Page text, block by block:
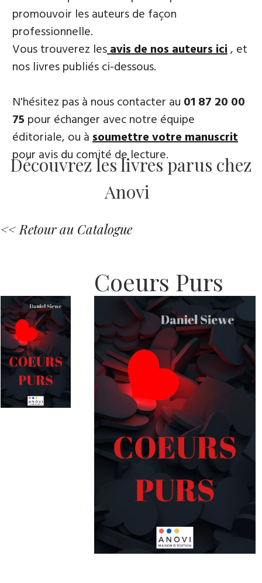
promouvoir les auteurs de façon
professionnelle.
Vous trouverez lesavis de nos auteurs ici, et
nos livres publiés ci-dessous.
N'hésitez pas à nous contacter au 01 87 20 00
75 pour échanger avec notre équipe
éditoriale, ou àsoumettre votre manuscrit
pour avis du comité de lecture.
Découvrez les livres parus chez
Anovi
<< Retour au Catalogue
Coeurs Purs